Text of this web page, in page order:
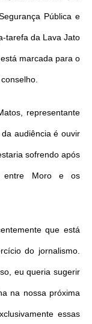
Pública e
tarefa da Lava Jato
marcada para o
representante
audiência é ouvir
sofrendo após
entre Moro e os
que está
do jornalismo.
eu queria sugerir
na nossa próxima
essas